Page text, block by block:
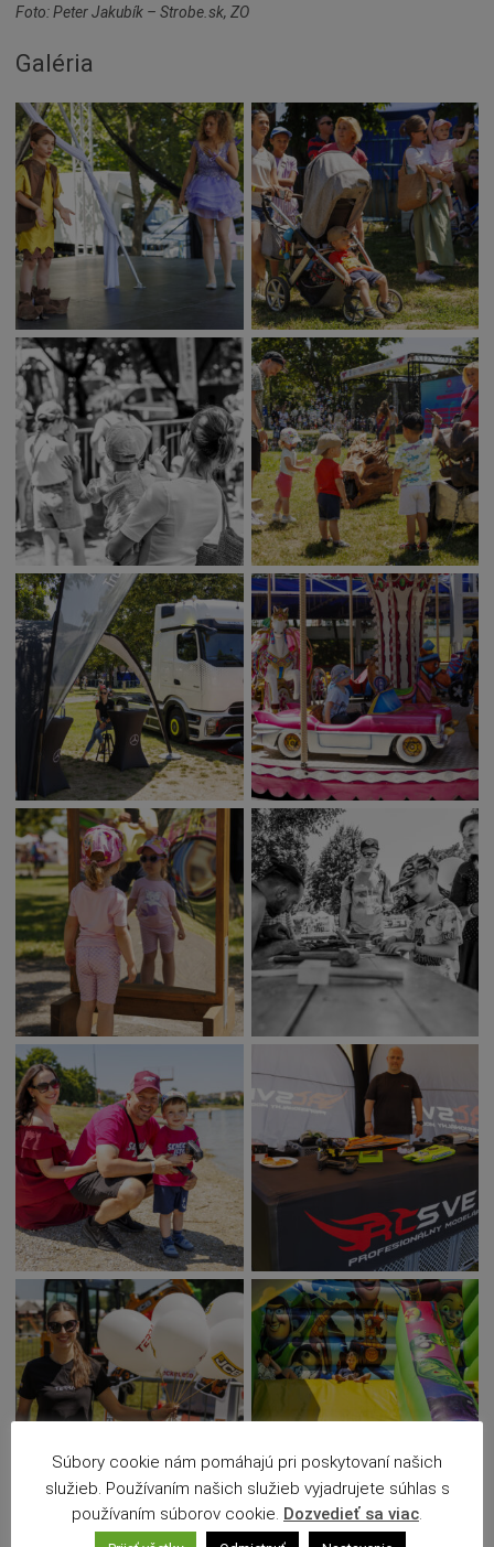
Rady a tipy
Benefícia
Dobrovoľníctvo
Benefícia
Duchovný život
EkoMesto
Tradície
Veda
Zvieratá
Súťaž
Pracovné ponuky
Foto: Peter Jakubík – Strobe.sk, ZO
Galéria
Súbory cookie nám pomáhajú pri poskytovaní našich
služieb. Používaním našich služieb vyjadrujete súhlas s
používaním súborov cookie. Dozvedieť sa viac